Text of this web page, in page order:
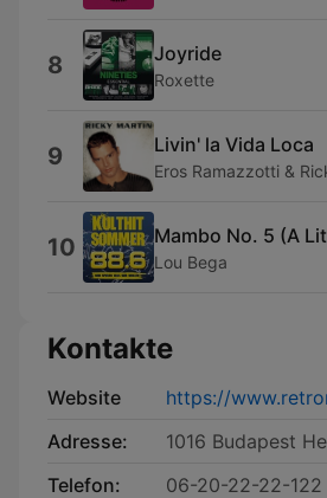
8 Joyride
Roxette
9 Livin' la Vida Loca
Eros Ramazzotti &
10 Mambo No. 5 (A
Lou Bega
Kontakte
Website
https://
Adresse:
1016 Budapest
Telefon:
06-20-22-22-122